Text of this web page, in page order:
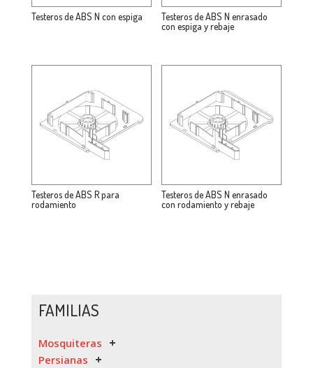
Testeros de ABS N con espiga
Testeros de ABS N enrasado
con espiga y rebaje
Testeros de ABS R para
rodamiento
Testeros de ABS N enrasado
con rodamiento y rebaje
FAMILIAS
Mosquiteras
Persianas